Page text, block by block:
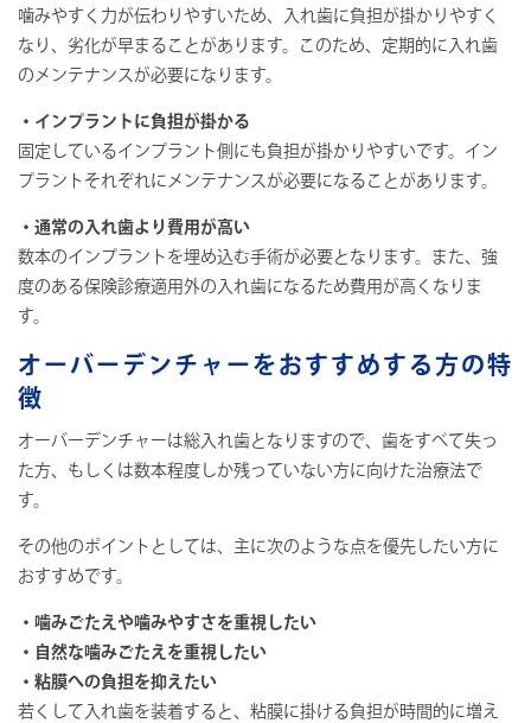
噛みやすく力が伝わりやすいため、入れ歯に負担が掛かりやすく
なり、劣化が早まることがあります。このため、定期的に入れ歯
のメンテナンスが必要になります。
・インプラントに負担が掛かる
固定しているインプラント側にも負担が掛かりやすいです。イン
プラントそれぞれにメンテナンスが必要になることがあります。
・通常の入れ歯より費用が高い
数本のインプラントを埋め込む手術が必要となります。また、強
度のある保険診療適用外の入れ歯になるため費用が高くなりま
す。
オーバーデンチャーをおすすめする方の特
徴
オーバーデンチャーは総入れ歯となりますので、歯をすべて失っ
た方、もしくは数本程度しか残っていない方に向けた治療法で
す。
その他のポイントとしては、主に次のような点を優先したい方に
おすすめです。
・噛みごたえや噛みやすさを重視したい
・自然な噛みごたえを重視したい
・粘膜への負担を抑えたい
若くして入れ歯を装着すると、粘膜に掛ける負担が時間的に増え